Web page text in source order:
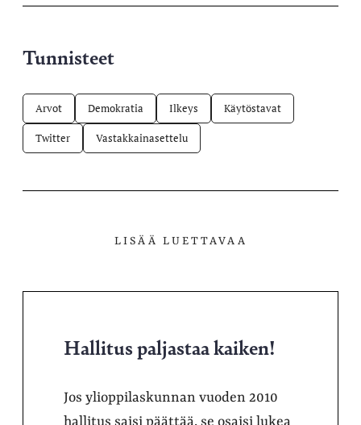
Tunnisteet
Arvot Demokratia Ilkeys Käytöstavat
Twitter Vastakkainasettelu
LISÄÄ LUETTAVAA
Hallitus paljastaa kaiken!
Jos ylioppilaskunnan vuoden 2010
hallitus saisi päättää, se osaisi lukea